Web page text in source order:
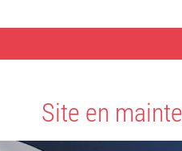
Site en